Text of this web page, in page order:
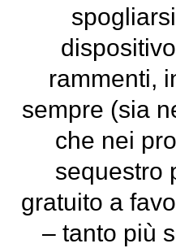
rammenti,
sempre (sia
che nei
sequestro
gratuito a
– tanto più